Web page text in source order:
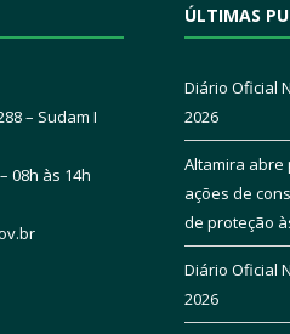
– Sudam I
08h às 14h
ÚLTIMAS
Diário Oficial
2026
Altamira abre
ações de
de proteção
Diário Oficial
2026